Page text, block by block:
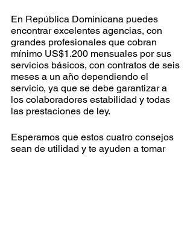
En República Dominicana puedes
encontrar excelentes agencias, con
grandes profesionales que cobran
mínimo US$1.200 mensuales por sus
servicios básicos, con contratos de seis
meses a un año dependiendo el
servicio, ya que se debe garantizar a
los colaboradores estabilidad y todas
las prestaciones de ley.
Esperamos que estos cuatro consejos
sean de utilidad y te ayuden a tomar